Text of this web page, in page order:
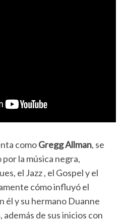
comoGregg Allman, se
la música negra,
el Jazz , el Gospel y el
cómo influyó el
él y su hermano Duanne
de sus inicios con